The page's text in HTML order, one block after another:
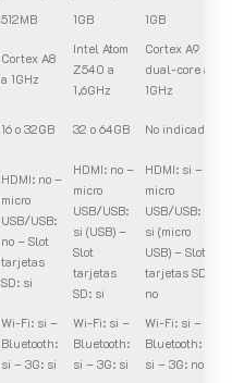
512MB 1GB 1GB
Cortex A8
a 1GHz
Intel Atom
Z540 a
1,6GHz
Cortex A9
dual-core a
1GHz
16 o 32GB 32 o 64GB No indicado
HDMI: no –
micro
USB/USB:
no – Slot
tarjetas
SD: si
HDMI: no –
micro
USB/USB:
si (USB) –
Slot
tarjetas
SD: si
HDMI: si –
micro
USB/USB:
si (micro
USB) – Slot
tarjetas SD:
no
Wi-Fi: si –
Bluetooth:
si – 3G: si
Wi-Fi: si –
Bluetooth:
si – 3G: si
Wi-Fi: si –
Bluetooth:
si – 3G: no